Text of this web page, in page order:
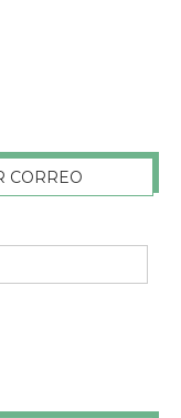
CORREO